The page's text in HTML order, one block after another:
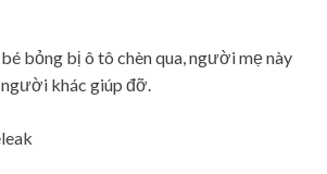
bỏng bị ô tô chèn qua, người mẹ này
khác giúp đỡ.